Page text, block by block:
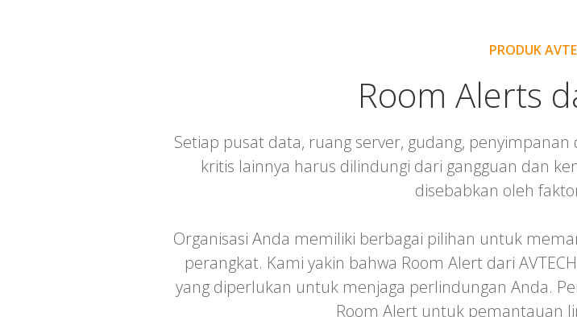
PRODUK
Room Alerts
Setiap pusat data, ruang server, gudang,
kritis lainnya harus dilindungi dari gangguan dan
disebabkan oleh
Organisasi Anda memiliki berbagai pilihan untuk
perangkat. Kami yakin bahwa Room Alert dari
yang diperlukan untuk menjaga perlindungan Anda.
Room Alert untuk pemantauan